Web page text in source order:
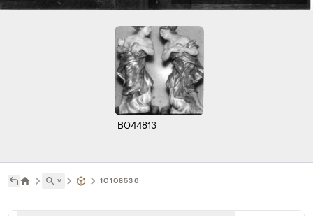
B044813
˅ 10108536